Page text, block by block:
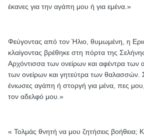
έκανες για την αγάπη μου ή για εμένα.»
Φεύγοντας από τον Ήλιο, θυμωμένη, η
κλαίγοντας βρέθηκε στη πόρτα της
Αρχόντισσα των ονείρων και αφέντρα
των ονείρων και γητεύτρα των
ένιωσες αγάπη ή στοργή για μένα, πες
τον αδελφό μου.»
« Τολμάς θνητή να μου ζητήσεις βοήθεια;